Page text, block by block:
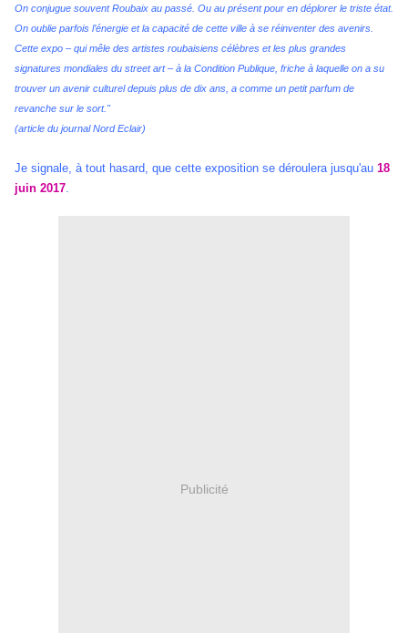
On conjugue souvent Roubaix au passé. Ou au présent pour en déplorer le triste état.
On oublie parfois l’énergie et la capacité de cette ville à se réinventer des avenirs.
Cette expo – qui mêle des artistes roubaisiens célèbres et les plus grandes
signatures mondiales du street art – à la Condition Publique, friche à laquelle on a su
trouver un avenir culturel depuis plus de dix ans, a comme un petit parfum de
revanche sur le sort."
(article du journal Nord Eclair)
Je signale, à tout hasard, que cette exposition se déroulera jusqu'au 18
juin 2017.
Publicité